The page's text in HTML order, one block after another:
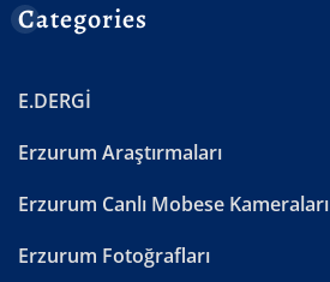
Categories
E.DERGİ
Erzurum Araştırmaları
Erzurum Canlı Mobese Kameraları
Erzurum Fotoğrafları